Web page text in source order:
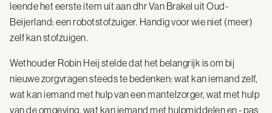
leende het eerste item uit aan dhr Van Brakel uit Oud-
Beijerland: een robotstofzuiger. Handig voor wie niet (meer)
zelf kan stofzuigen.
Wethouder Robin Heij stelde dat het belangrijk is om bij
nieuwe zorgvragen steeds te bedenken: wat kan iemand zelf,
wat kan iemand met hulp van een mantelzorger, wat met hulp
van de omgeving, wat kan iemand met hulpmiddelen en - pas